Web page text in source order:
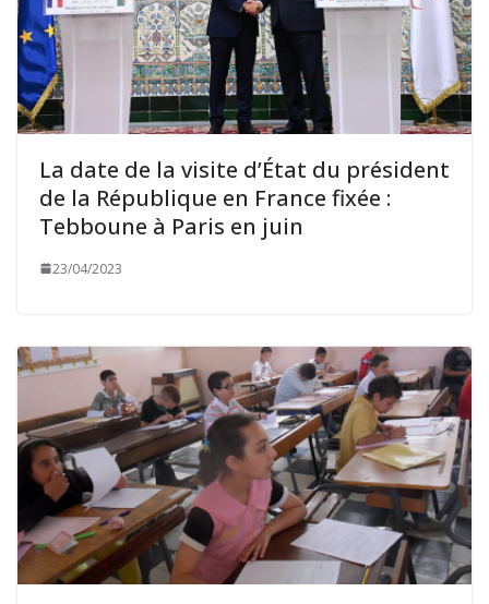
La date de la visite d’État du président
de la République en France fixée :
Tebboune à Paris en juin
23/04/2023